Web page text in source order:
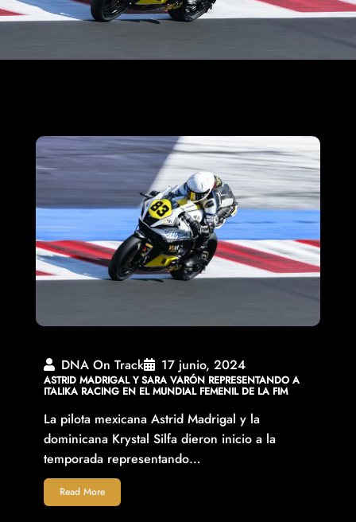
DNA On Track 17 junio, 2024
ASTRID MADRIGAL Y SARA VARÓN REPRESENTANDO A
ITALIKA RACING EN EL MUNDIAL FEMENIL DE LA FIM
La pilota mexicana Astrid Madrigal y la
dominicana Krystal Silfa dieron inicio a la
temporada representando…
Read More